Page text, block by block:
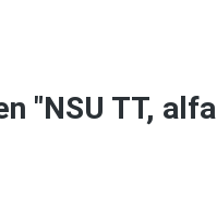
"NSU TT,